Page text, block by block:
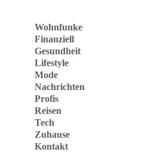
Wohnfunke
Finanziell
Gesundheit
Lifestyle
Mode
Nachrichten
Profis
Reisen
Tech
Zuhause
Kontakt